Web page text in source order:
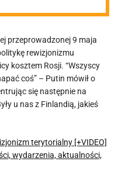
przeprowadzonej 9 maja
rewizjonizmu
kosztem Rosji. “Wszyscy
coś” – Putin mówił o
się następnie na
u nas z Finlandią, jakieś
terytorialny [+VIDEO]
wydarzenia, aktualności,